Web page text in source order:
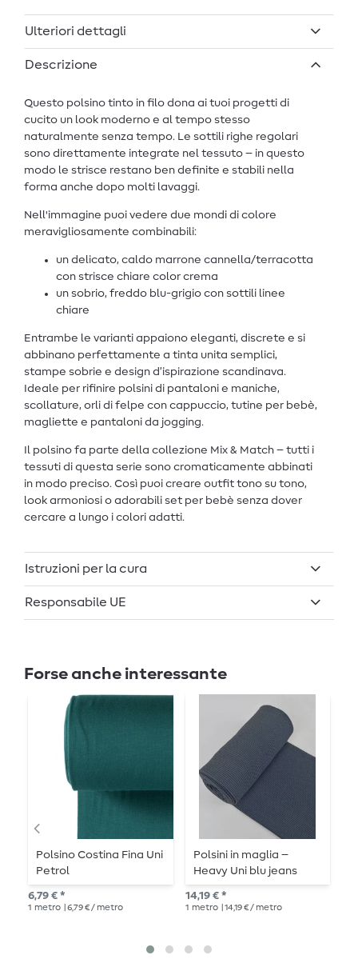
Ulteriori dettagli
Descrizione
Questo polsino tinto in filo dona ai tuoi progetti di
cucito un look moderno e al tempo stesso
naturalmente senza tempo. Le sottili righe regolari
sono direttamente integrate nel tessuto – in questo
modo le strisce restano ben definite e stabili nella
forma anche dopo molti lavaggi.
Nell'immagine puoi vedere due mondi di colore
meravigliosamente combinabili:
un delicato, caldo marrone cannella/terracotta
con strisce chiare color crema
un sobrio, freddo blu-grigio con sottili linee
chiare
Entrambe le varianti appaiono eleganti, discrete e si
abbinano perfettamente a tinta unita semplici,
stampe sobrie e design d’ispirazione scandinava.
Ideale per rifinire polsini di pantaloni e maniche,
scollature, orli di felpe con cappuccio, tutine per bebè,
magliette e pantaloni da jogging.
Il polsino fa parte della collezione Mix & Match – tutti i
tessuti di questa serie sono cromaticamente abbinati
in modo preciso. Così puoi creare outfit tono su tono,
look armoniosi o adorabili set per bebè senza dover
cercare a lungo i colori adatti.
Istruzioni per la cura
Responsabile UE
Forse anche interessante
Polsino Costina Fina Uni
Petrol
6,79 € *
1 metro | 6,79 € / metro
Polsini in maglia –
Heavy Uni blu jeans
melange
14,19 € *
1 metro | 14,19 € / metro